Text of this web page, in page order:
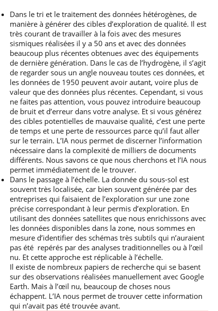
Dans le tri et le traitement des données hétérogènes, de
manière à générer des cibles d’exploration de qualité. Il est
très courant de travailler à la fois avec des mesures
sismiques réalisées il y a 50 ans et avec des données
beaucoup plus récentes obtenues avec des équipements
de dernière génération. Dans le cas de l’hydrogène, il s’agit
de regarder sous un angle nouveau toutes ces données, et
les données de 1950 peuvent avoir autant, voire plus de
valeur que des données plus récentes. Cependant, si vous
ne faites pas attention, vous pouvez introduire beaucoup
de bruit et d’erreur dans votre analyse. Et si vous générez
des cibles potentielles de mauvaise qualité, c’est une perte
de temps et une perte de ressources parce qu’il faut aller
sur le terrain. L’IA nous permet de discerner l’information
nécessaire dans la complexité de milliers de documents
différents. Nous savons ce que nous cherchons et l’IA nous
permet immédiatement de le trouver.
Dans le passage à l’échelle. La donnée du sous-sol est
souvent très localisée, car bien souvent générée par des
entreprises qui faisaient de l’exploration sur une zone
précise correspondant à leur permis d’exploration. En
utilisant des données satellites que nous enrichissons avec
les données disponibles dans la zone, nous sommes en
mesure d’identifier des schémas très subtils qui n’auraient
pas été repérés par des analyses traditionnelles ou à l’œil
nu. Et cette approche est réplicable à l’échelle.
Il existe de nombreux papiers de recherche qui se basent
sur des observations réalisées manuellement avec Google
Earth. Mais à l’œil nu, beaucoup de choses nous
échappent. L’IA nous permet de trouver cette information
qui n’avait pas été trouvée avant.